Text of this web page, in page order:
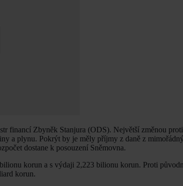
financí Zbyněk Stanjura (ODS). Největší změnou
a plynu. Pokrýt by je měly příjmy z daně z
dostane k posouzení Sněmovna.
korun a s výdaji 2,223 bilionu korun. Proti
korun.